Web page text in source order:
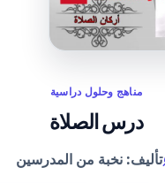
مناهج وحلول دراسية
درس الصلاة
تأليف: نخبة من المدرسين